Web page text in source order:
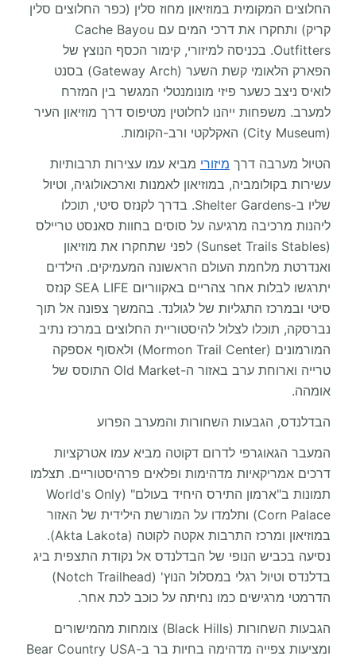
החלוצים המקומית במוזיאון מחוז סלין (כפר החלוצים סלין
קריק) ותחקרו את דרכי המים עם Cache Bayou
Outfitters. בכניסה למיזורי, קימור הכסף הנוצץ של
הפארק הלאומי קשת השער (Gateway Arch) בסנט
לואיס ניצב כשער פיזי מונומנטלי המגשר בין המזרח
למערב. משפחות ייהנו לחלוטין מטיפוס דרך מוזיאון העיר
(City Museum) האקלקטי ורב-הקומות.
הטיול מערבה דרך מיזורי מביא עמו עצירות תרבותיות
עשירות בקולומביה, במוזיאון לאמנות וארכאולוגיה, וטיול
שליו ב-Shelter Gardens. בדרך לקנזס סיטי, תוכלו
ליהנות מרכיבה מרגיעה על סוסים בחוות סאנסט טריילס
(Sunset Trails Stables) לפני שתחקרו את מוזיאון
ואנדרטת מלחמת העולם הראשונה המעמיקים. הילדים
יתרגשו לבלות אחר צהריים באקווריום SEA LIFE קנזס
סיטי ובמרכז התגליות של לגולנד. בהמשך צפונה אל תוך
נברסקה, תוכלו לצלול להיסטוריית החלוצים במרכז נתיב
המורמונים (Mormon Trail Center) ולאסוף אספקה
טרייה וארוחת ערב באזור ה-Old Market התוסס של
אומהה.
הבדלנדס, הגבעות השחורות והמערב הפרוע
המעבר הגאוגרפי לדרום דקוטה מביא עמו אטרקציות
דרכים אמריקאיות מדהימות ופלאים פרהיסטוריים. תצלמו
תמונות ב"ארמון התירס היחיד בעולם" (World's Only
Corn Palace) ותלמדו על המורשת הילידית של האזור
במוזיאון ומרכז התרבות אקטה לקוטה (Akta Lakota).
נסיעה בכביש הנופי של הבדלנדס אל נקודת התצפית ביג
בדלנדס וטיול רגלי במסלול הנוץ' (Notch Trailhead)
הדרמטי מרגישים כמו נחיתה על כוכב לכת אחר.
הגבעות השחורות (Black Hills) צומחות מהמישורים
ומציעות צפייה מדהימה בחיות בר ב-Bear Country USA